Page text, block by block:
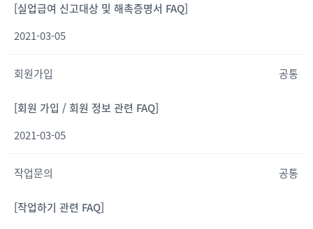
[실업급여 신고대상 및 해촉증명서 FAQ]
2021-03-05
회원가입 공통
[회원 가입 / 회원 정보 관련 FAQ]
2021-03-05
작업문의 공통
[작업하기 관련 FAQ]